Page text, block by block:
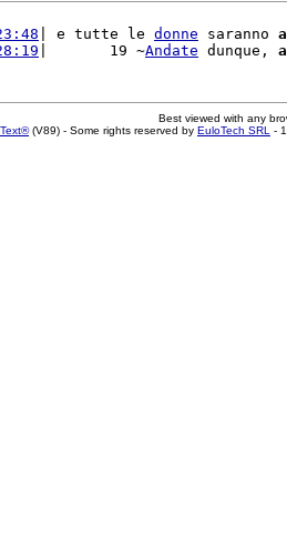
| e tutte le donne saranno
|       19 ~Andate dunque,
Best viewed with any
(V89) - Some rights reserved by EuloTech SRL -